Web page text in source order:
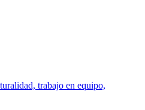
trabajo en equipo,